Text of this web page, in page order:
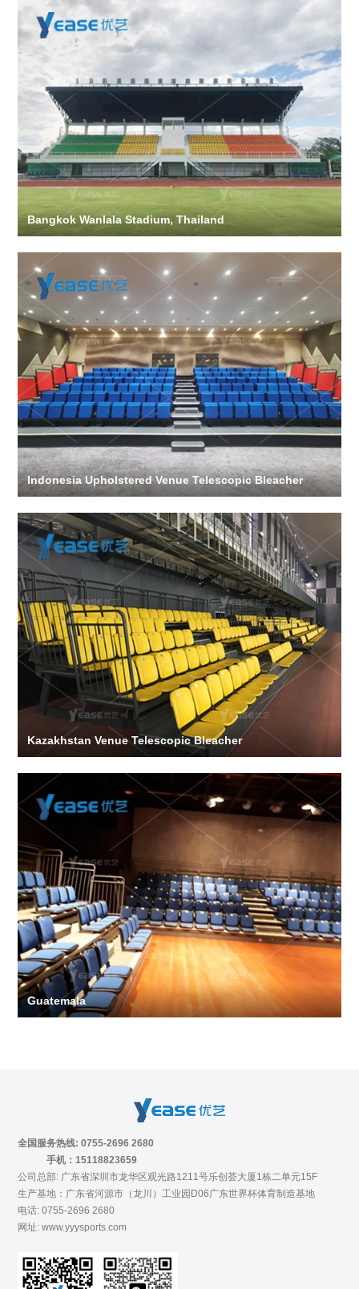
Bangkok Wanlala Stadium, Thailand
Indonesia Upholstered Venue Telescopic Bleacher
Kazakhstan Venue Telescopic Bleacher
Guatemala
全国服务热线: 0755-2696 2680
手机：15118823659
公司总部: 广东省深圳市龙华区观光路1211号乐创荟大厦1栋二单元15F
生产基地：广东省河源市（龙川）工业园D06广东世界杯体育制造基地
电话: 0755-2696 2680
网址: www.yyysports.com